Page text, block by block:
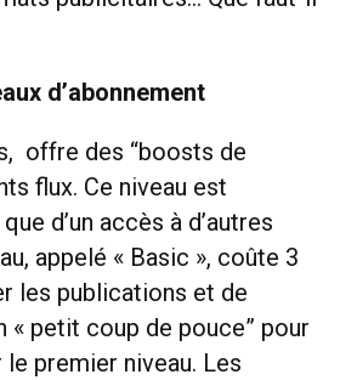
d’abonnement
offre des “boosts de
flux. Ce niveau est
d’un accès à d’autres
appelé « Basic », coûte 3
les publications et de
« petit coup de pouce” pour
premier niveau. Les